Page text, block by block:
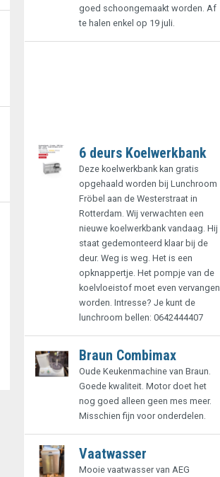
goed schoongemaakt worden. Af
te halen enkel op 19 juli.
6 deurs Koelwerkbank
Deze koelwerkbank kan gratis
opgehaald worden bij Lunchroom
Fröbel aan de Westerstraat in
Rotterdam. Wij verwachten een
nieuwe koelwerkbank vandaag. Hij
staat gedemonteerd klaar bij de
deur. Weg is weg. Het is een
opknappertje. Het pompje van de
koelvloeistof moet even vervangen
worden. Intresse? Je kunt de
lunchroom bellen: 0642444407
Braun Combimax
Oude Keukenmachine van Braun.
Goede kwaliteit. Motor doet het
nog goed alleen geen mes meer.
Misschien fijn voor onderdelen.
Vaatwasser
Mooie vaatwasser van AEG